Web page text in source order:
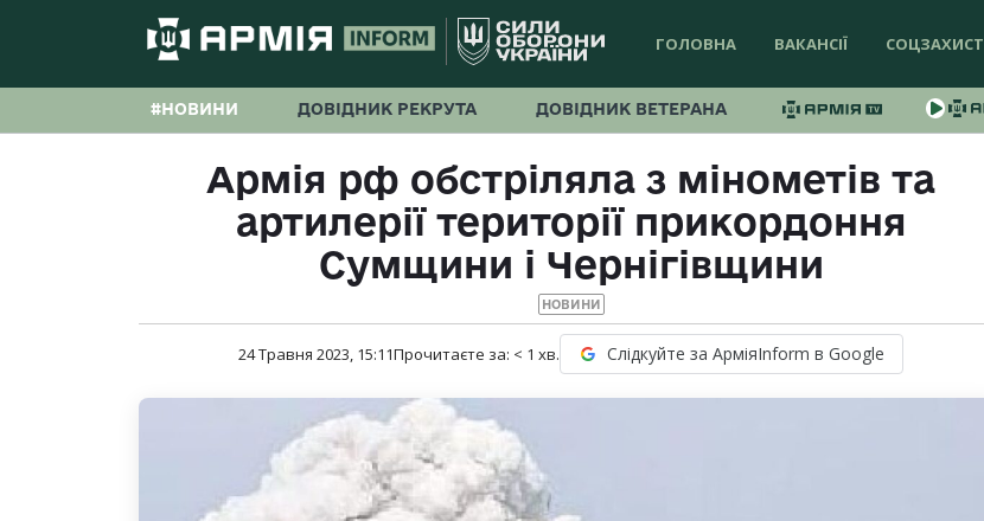
ГОЛОВНА ВАКАНСІЇ СОЦЗАХИСТ
#НОВИНИ ДОВІДНИК РЕКРУТА ДОВІДНИК ВЕТЕРАНА
Армія рф обстріляла з мінометів та
артилерії території прикордоння
Сумщини і Чернігівщини
НОВИНИ
24 Травня 2023, 15:11Прочитаєте за: < 1 хв. Слідкуйте за АрміяInform в Google